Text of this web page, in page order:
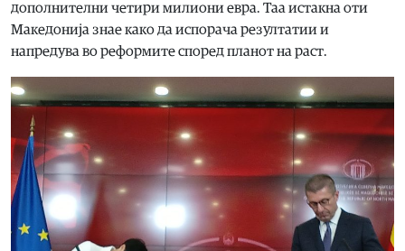
дополнителни четири милиони евра. Таа истакна оти
Македонија знае како да испорача резултатии и
напредува во реформите според планот на раст.